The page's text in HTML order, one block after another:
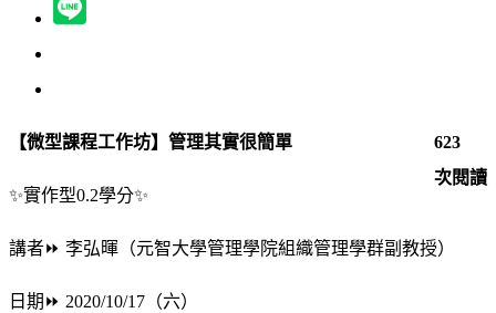
623
次閱讀
【微型課程工作坊】 管理其實很簡單
✨實作型0.2學分✨
講者⏩ 李弘暉（元智大學管理學院組織管理學群副教授）
日期 ⏩ 2020/10/17（六）